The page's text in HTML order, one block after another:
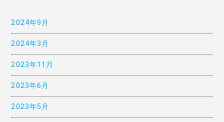
2024年9月
2024年3月
2023年11月
2023年6月
2023年5月